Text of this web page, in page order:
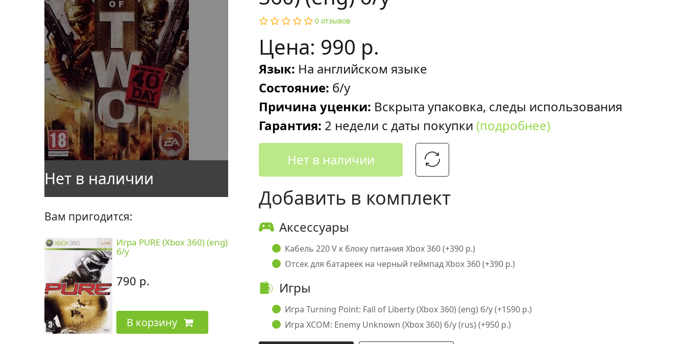
Вам пригодится:
Игра PURE (Xbox 360) (eng)
б/у
790 р.
В корзину
0 отзывов
Цена: 990 р.
Язык: На английском языке
Состояние: б/у
Причина уценки: Вскрыта упаковка, следы использования
Гарантия: 2 недели с даты покупки (подробнее)
Нет в наличии
Добавить в комплект
Аксессуары
Кабель 220 V к блоку питания Xbox 360 (+390 р.)
Отсек для батареек на черный геймпад Xbox 360 (+390 р.)
Игры
Игра Turning Point: Fall of Liberty (Xbox 360) (eng) б/у (+1590 р.)
Игра XCOM: Enemy Unknown (Xbox 360) б/у (rus) (+950 р.)